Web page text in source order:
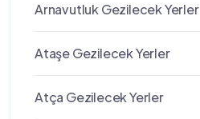
Arnavutluk Gezilecek Yerler
Ataşe Gezilecek Yerler
Atça Gezilecek Yerler